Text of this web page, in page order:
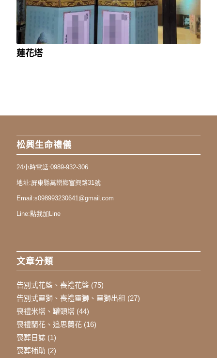
蓮花塔
松興生命禮儀
24小時電話:0989-932-306
地址:屏東縣萬巒鄉富興路31號
Email:s098993230641@gmail.com
Line:點我加Line
文章分類
告別式花籃、喪禮花籃(75)
告別式靈獅、喪禮靈獅、靈獅出租 (27)
喪禮米塔、罐頭塔(44)
喪禮蘭花、追思蘭花(16)
喪葬日誌(1)
喪葬補助 (2)